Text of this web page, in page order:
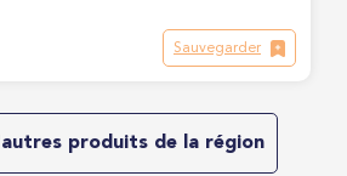
Sauvegarder
produits de la région